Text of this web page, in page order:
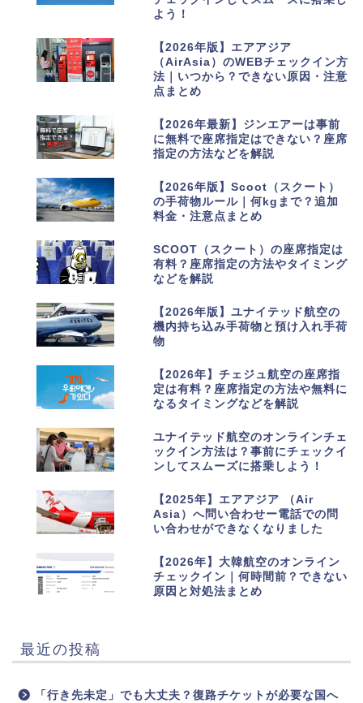
よう！
【2026年版】エアアジア
（AirAsia）のWEBチェックイン方
法｜いつから？できない原因・注意
点まとめ
【2026年最新】ジンエアーは事前
に無料で座席指定はできない？座席
指定の方法などを解説
【2026年版】Scoot（スクート）
の手荷物ルール｜何kgまで？追加
料金・注意点まとめ
SCOOT（スクート）の座席指定は
有料？座席指定の方法やタイミング
などを解説
【2026年版】ユナイテッド航空の
機内持ち込み手荷物と預け入れ手荷
物
【2026年】チェジュ航空の座席指
定は有料？座席指定の方法や無料に
なるタイミングなどを解説
ユナイテッド航空のオンラインチェ
ックイン方法は？事前にチェックイ
ンしてスムーズに搭乗しよう！
【2025年】エアアジア （Air
Asia）へ問い合わせー電話での問
い合わせができなくなりました
【2026年】大韓航空のオンライン
チェックイン｜何時間前？できない
原因と対処法まとめ
最近の投稿
「行き先未定」でも大丈夫？復路チケットが必要な国へ